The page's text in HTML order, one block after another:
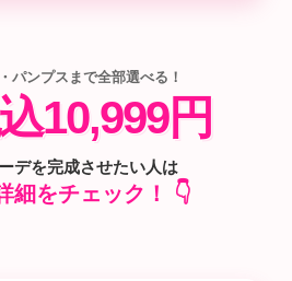
パンプスまで全部選べる！
10,999円
デを完成させたい人は
細をチェック！ 👇